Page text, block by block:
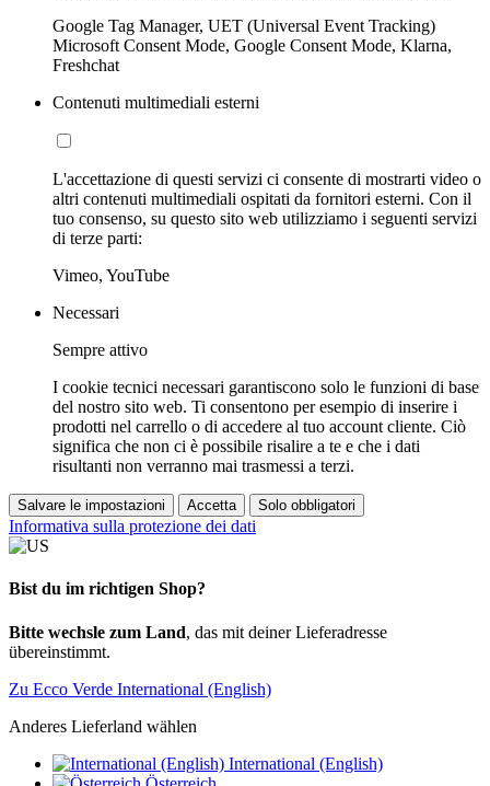
Google Tag Manager, UET (Universal Event Tracking)
Microsoft Consent Mode, Google Consent Mode, Klarna,
Freshchat
Contenuti multimediali esterni
L'accettazione di questi servizi ci consente di mostrarti video o
altri contenuti multimediali ospitati da fornitori esterni. Con il
tuo consenso, su questo sito web utilizziamo i seguenti servizi
di terze parti:
Vimeo, YouTube
Necessari
Sempre attivo
I cookie tecnici necessari garantiscono solo le funzioni di base
del nostro sito web. Ti consentono per esempio di inserire i
prodotti nel carrello o di accedere al tuo account cliente. Ciò
significa che non ci è possibile risalire a te e che i dati
risultanti non verranno mai trasmessi a terzi.
Salvare le impostazioni Accetta Solo obbligatori
Informativa sulla protezione dei dati
Bist du im richtigen Shop?
Bitte wechsle zum Land, das mit deiner Lieferadresse
übereinstimmt.
Zu Ecco Verde International (English)
Anderes Lieferland wählen
International (English)